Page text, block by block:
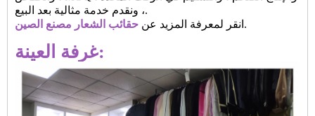
، ونقدم خدمة مثالية بعد البيع.
انقر لمعرفة المزيد عن حقائب الشعار مصنع الصين .
غرفة العينة: